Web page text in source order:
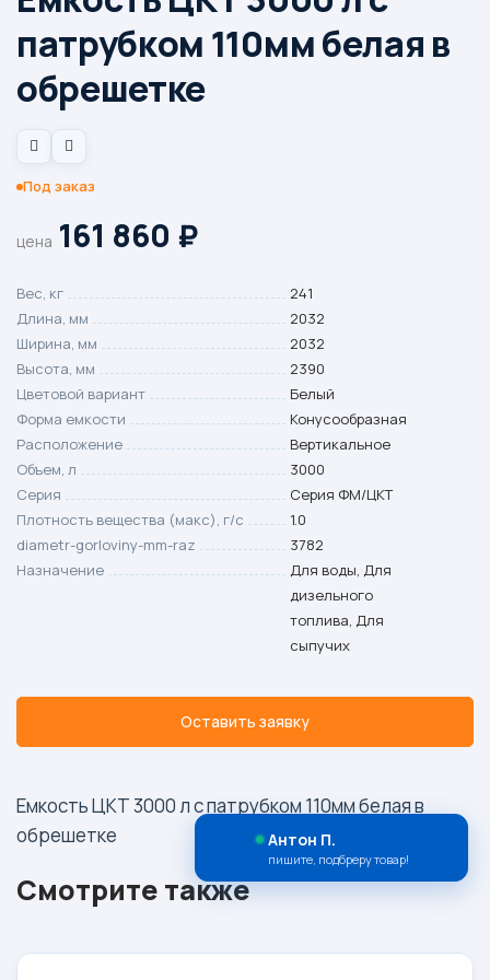
патрубком 110мм белая в
обрешетке
Под заказ
цена 161 860 ₽
Вес, кг
241
Длина, мм
2032
Ширина, мм
2032
Высота, мм
2390
Цветовой вариант
Белый
Форма емкости
Конусообразная
Расположение
Вертикальное
Объем, л
3000
Серия
Серия ФМ/ЦКТ
Плотность вещества (макс), г/с
1.0
diametr-gorloviny-mm-raz
3782
Назначение
Для воды, Для
дизельного
топлива, Для
сыпучих
Оставить заявку
Емкость ЦКТ 3000 л с патрубком 110мм белая в
обрешетке
Смотрите также
Антон П.
пишите, подбреру товар!